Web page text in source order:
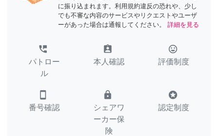
に振り込まれます。利用規約違反の恐れや、少し
でも不審な内容のサービスやリクエストやユーザ
ーがあった場合は通報してください。
詳細を見る
perm_phone_msg
パトロー
ル
assignment_ind
本人確認
tag_faces
評価制度
smartphone
番号確認
lock
シェアワ
ーカー保
険
stars
認定制度